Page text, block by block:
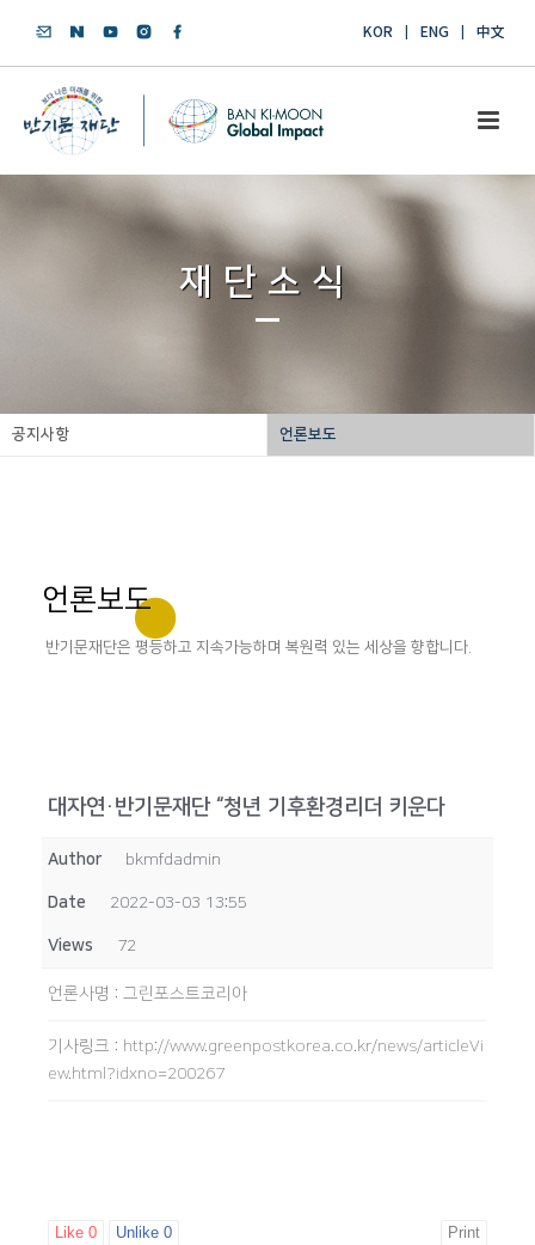
KOR ENG 中文
재단소식
공지사항 언론보도
언론보도
반기문재단은 평등하고 지속가능하며 복원력 있는 세상을 향합니다.
대자연·반기문재단 “청년 기후환경리더 키운다
Author bkmfdadmin
Date 2022-03-03 13:55
Views 72
언론사명 : 그린포스트코리아
기사링크 : http://www.greenpostkorea.co.kr/news/articleVi
ew.html?idxno=200267
Like 0 Unlike 0 Print